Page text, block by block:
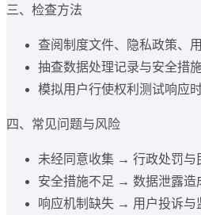
三、检查方法
查阅制度文件、隐私政策、用
抽查数据处理记录与安全措施
模拟用户行使权利测试响应
四、常见问题与风险
未经同意收集 → 行政处罚与
安全措施不足 → 数据泄露造
响应机制缺失 → 用户投诉与